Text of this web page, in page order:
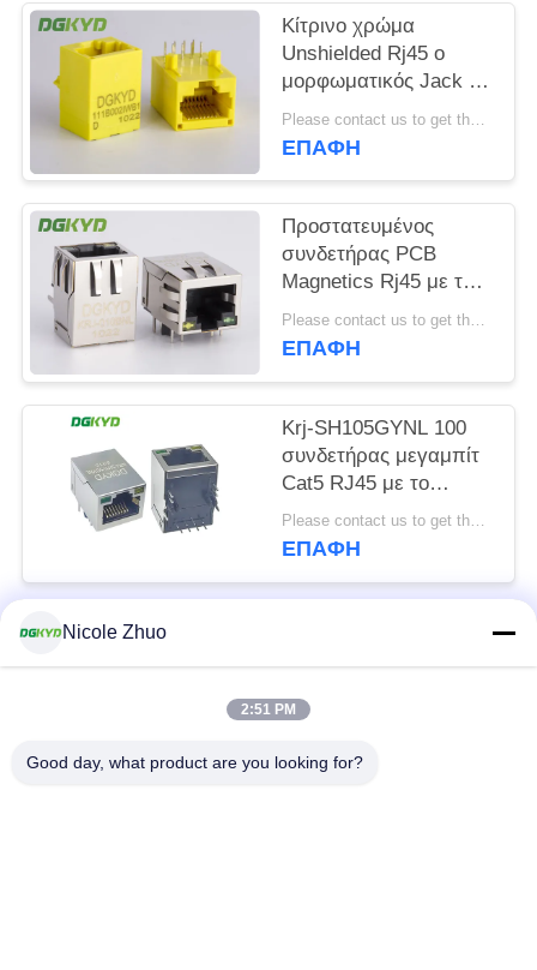
ΠΟΛΙΤΙΚΉ
ΜΥΣΤΙΚΌΤΗΤΑΣ
Κίτρινο χρώμα
Unshielded Rj45 ο
μορφωματικός Jack με
το μετασχηματιστή,
βάση 100 - Τ
Please contact us to get the latest price. MOQ:1 κομμάτι
ΕΠΑΦΉ
Προστατευμένος
συνδετήρας PCB
Magnetics Rj45 με τον
ενσωματωμένο
μετασχηματιστή
Please contact us to get the latest price. MOQ:1 κομμάτι
ΕΠΑΦΉ
Krj-SH105GYNL 100
συνδετήρας μεγαμπίτ
Cat5 RJ45 με το
μετασχηματιστή για το
διακόπτη δικτύωσης,
Please contact us to get the latest price. MOQ:1 κομμάτι
ΕΠΑΦΉ
Λαϊκή κατηγορία
συνδετήρας
συνδετήρας
Nicole Zhuo
2:51 PM
Good day, what product are you looking for?